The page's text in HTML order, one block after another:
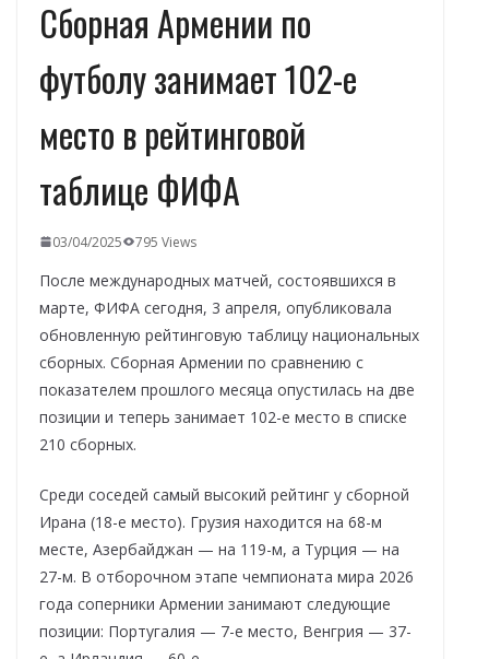
Сборная Армении по
футболу занимает 102-е
место в рейтинговой
таблице ФИФА
03/04/2025 795 Views
После международных матчей, состоявшихся в
марте, ФИФА сегодня, 3 апреля, опубликовала
обновленную рейтинговую таблицу национальных
сборных. Сборная Армении по сравнению с
показателем прошлого месяца опустилась на две
позиции и теперь занимает 102-е место в списке
210 сборных.
Среди соседей самый высокий рейтинг у сборной
Ирана (18-е место). Грузия находится на 68-м
месте, Азербайджан — на 119-м, а Турция — на
27-м. В отборочном этапе чемпионата мира 2026
года соперники Армении занимают следующие
позиции: Португалия — 7-е место, Венгрия — 37-